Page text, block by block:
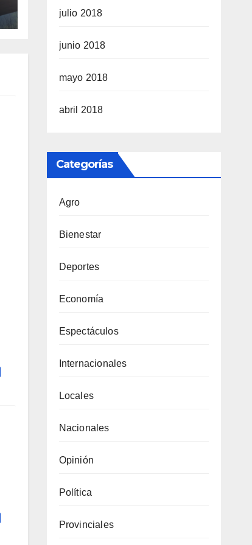
julio 2018
junio 2018
mayo 2018
abril 2018
Categorías
Agro
Bienestar
Deportes
Economía
Espectáculos
Internacionales
Locales
Nacionales
Opinión
Política
Provinciales